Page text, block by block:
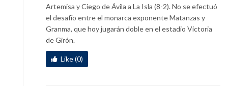
Artemisa y Ciego de Ávila a La Isla (8-2). No se efectuó
el desafío entre el monarca exponente Matanzas y
Granma, que hoy jugarán doble en el estadio Victoria
de Girón.
Like (0)